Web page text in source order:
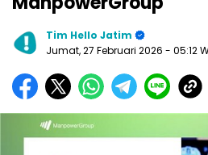
Tim Hello Jatim
Jumat, 27 Februari 2026 - 05:12